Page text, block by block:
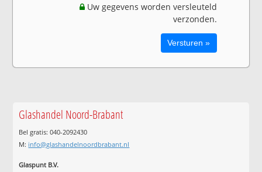
Uw gegevens worden versleuteld
verzonden.
Glashandel Noord-Brabant
Bel gratis: 040-2092430
M: info@glashandelnoordbrabant.nl
Glaspunt B.V.